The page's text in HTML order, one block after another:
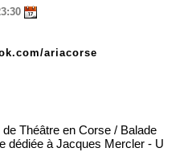
ariacorse
Théâtre en Corse / Balade
dédiée à Jacques Mercler - U